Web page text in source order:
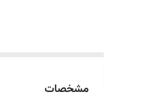
مشخصات